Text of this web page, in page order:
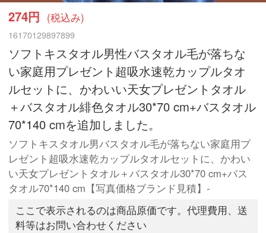
274円 (税込み)
16170129897899
ソフトキスタオル男性バスタオル毛が落ちな
い家庭用プレゼント超吸水速乾カップルタオ
ルセットに、かわいい天女プレゼントタオル
＋バスタオル緋色タオル30*70 cm+バスタオル
70*140 cmを追加しました。
ソフトキスタオル男バスタオル毛が落ちない家庭用プ
レゼント超吸水速乾カップルタオルセットに、かわい
い天女プレゼントタオル＋バスタオル30*70 cm+バス
タオル70*140 cm【写真価格ブランド見積】-
ここで表示されるのは商品原価です。代理費用、送
料等はお問い合わせください